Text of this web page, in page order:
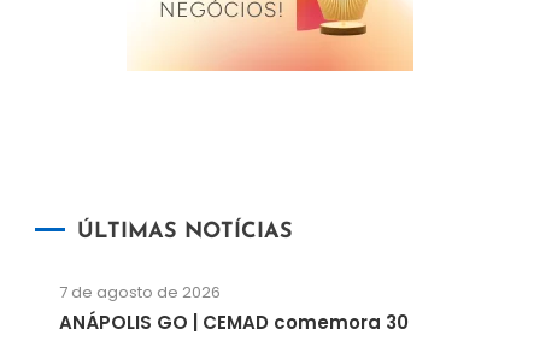
ÚLTIMAS NOTÍCIAS
7 de agosto de 2026
ANÁPOLIS GO | CEMAD comemora 30